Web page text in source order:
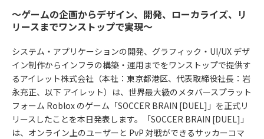
〜ゲームの企画からデザイン、開発、ローカライズ、リ
リースまでワンストップで実現〜
システム・アプリケーションの開発、グラフィック・UI/UX デザ
イン制作からインフラの構築・運用までをワンストップで提供す
るアイレット株式会社（本社：東京都港区、代表取締役社長：岩
永充正、以下 アイレット）は、世界最大級のメタバースプラット
フォーム Roblox のゲーム「SOCCER BRAIN [DUEL]」を正式リ
リースしたことを本日発表します。「SOCCER BRAIN [DUEL]」
は、オンライン上のユーザーと PvP 対戦ができるサッカーコマ